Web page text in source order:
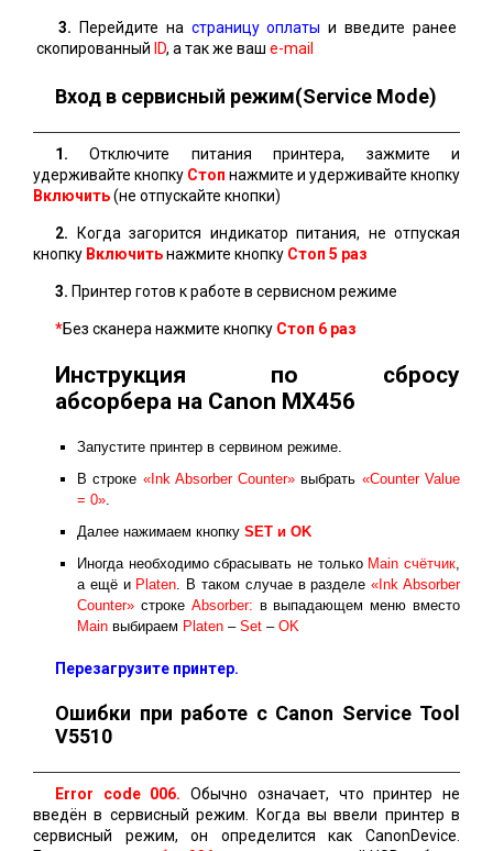
3. Перейдите на страницу оплаты и введите ранее
скопированный ID, а так же ваш e-mail
Вход в сервисный режим(Service Mode)
1. Отключите питания принтера, зажмите и
удерживайте кнопку Стоп нажмите и удерживайте кнопку
Включить(не отпускайте кнопки)
2. Когда загорится индикатор питания, не отпуская
кнопку Включитьнажмите кнопку Стоп 5 раз
3. Принтер готов к работе в сервисном режиме
*Без сканера нажмите кнопку Стоп 6 раз
Инструкция по сбросу
абсорбера на Canon MX456
Запустите принтер в сервином режиме.
В строке «Ink Absorber Counter» выбрать «Counter Value
= 0».
Далее нажимаем кнопку SET и ОK
Иногда необходимо сбрасывать не только Main счётчик,
а ещё и Platen. В таком случае в разделе«Ink Absorber
Counter» строке Absorber: в выпадающем меню вместо
Main выбираем Platen – Set – OK
Перезагрузите принтер.
Ошибки при работе с Canon Service Tool
V5510
Error code 006. Обычно означает, что принтер не
введён в сервисный режим. Когда вы ввели принтер в
сервисный режим, он определится как CanonDevice.